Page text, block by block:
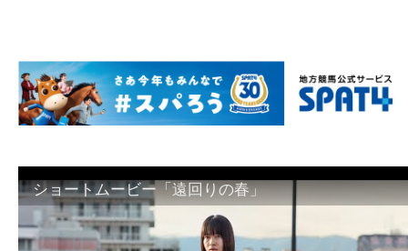
ショートムービー「遠回りの春」